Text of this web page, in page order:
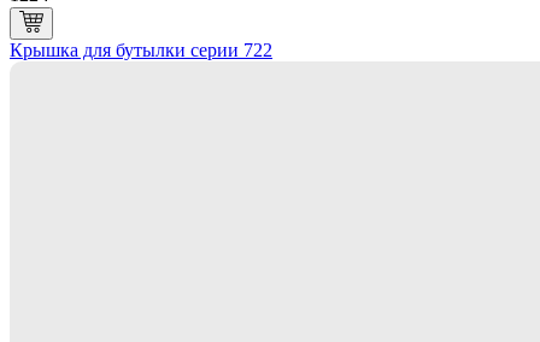
Крышка для бутылки серии 722